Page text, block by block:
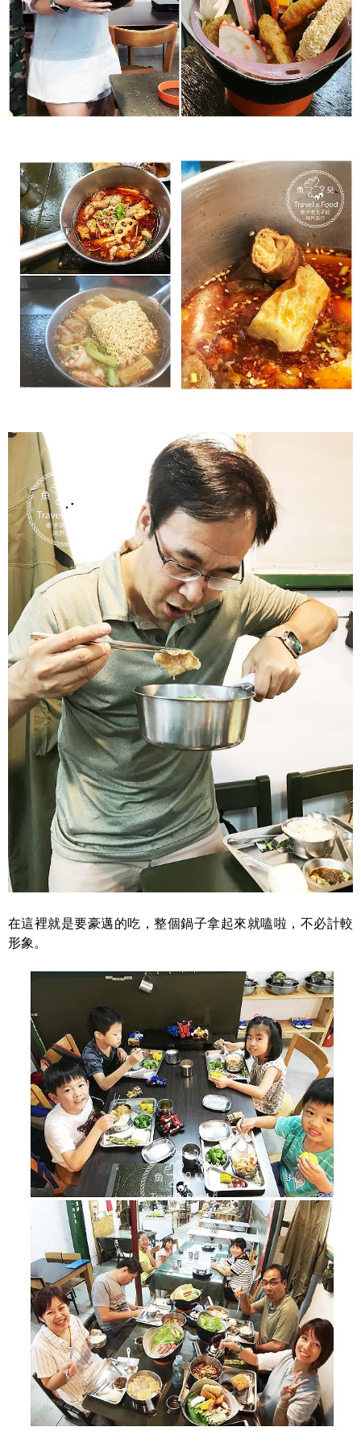
在這裡就是要豪邁的吃，整個鍋子拿起來就嗑啦，不必計較
形象。